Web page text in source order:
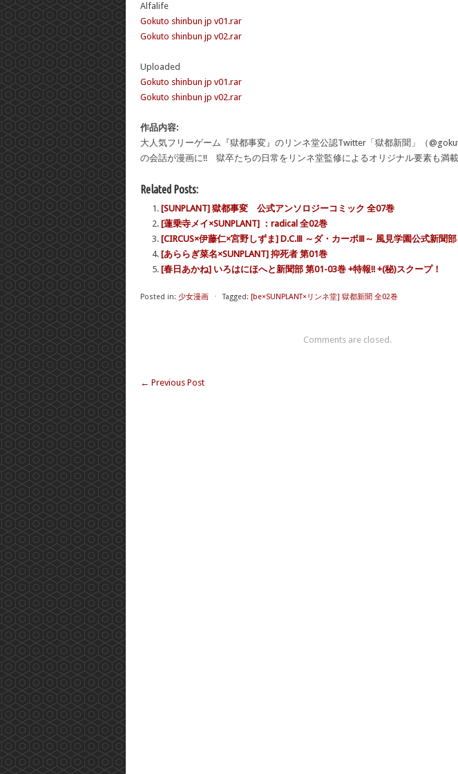
Alfalife
Gokuto shinbun jp v01.rar
Gokuto shinbun jp v02.rar
Uploaded
Gokuto shinbun jp v01.rar
Gokuto shinbun jp v02.rar
作品内容:
大人気フリーゲーム『獄都事変』のリンネ堂公認Twitter「獄都新聞」（
の会話が漫画に!! 獄卒たちの日常をリンネ堂監修によるオリジナル要素も満
Related Posts:
[SUNPLANT] 獄都事変 公式アンソロジーコミック 全07巻
[蓮乗寺メイ×SUNPLANT] ：radical 全02巻
[CIRCUS×伊藤仁×宮野しずま] D.C.Ⅲ ～ダ・カーポⅢ～ 風見学園公式新聞
[あららぎ菜名×SUNPLANT] 抑死者 第01巻
[春日あかね] いろはにほへと新聞部 第01-03巻 +特報!! +(秘)スクープ！
Posted in: 少女漫画 ⋅ Tagged: [be×SUNPLANT×リンネ堂] 獄都新聞 全02巻
Comments are closed.
← Previous Post